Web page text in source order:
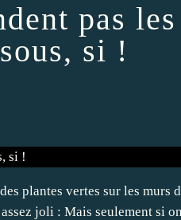
pas
si !
plantes vertes sur les murs
joli : Mais seulement si